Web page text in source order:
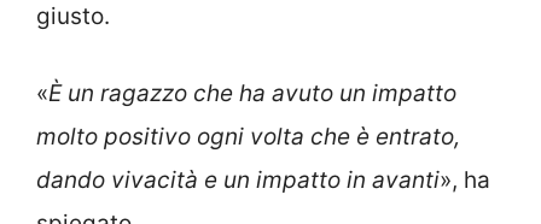
giusto.
«È un ragazzo che ha avuto un impatto
molto positivo ogni volta che è entrato,
dando vivacità e un impatto in avanti», ha